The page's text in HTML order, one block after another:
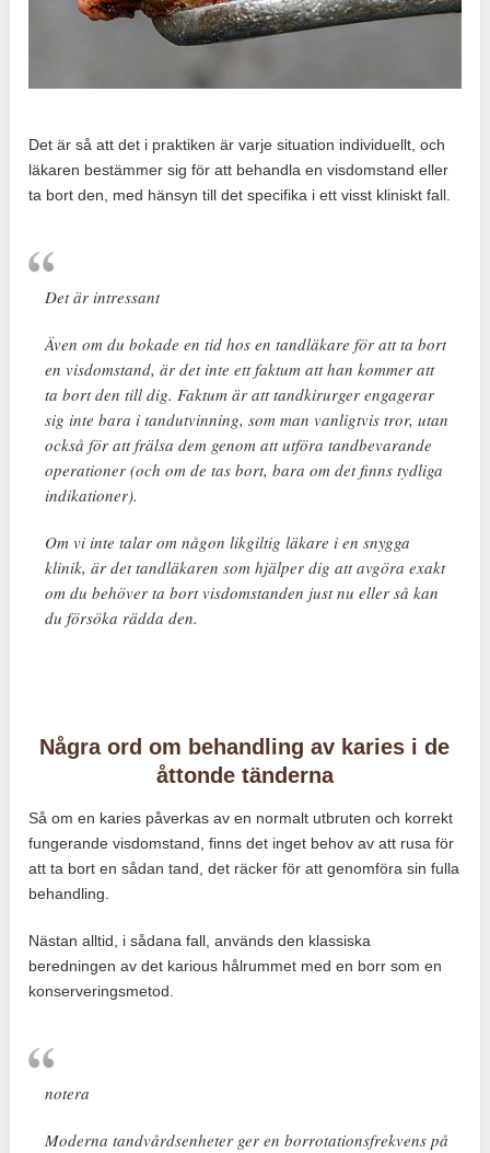
Det är så att det i praktiken är varje situation individuellt, och
läkaren bestämmer sig för att behandla en visdomstand eller
ta bort den, med hänsyn till det specifika i ett visst kliniskt fall.
Det är intressant
Även om du bokade en tid hos en tandläkare för att ta bort
en visdomstand, är det inte ett faktum att han kommer att
ta bort den till dig. Faktum är att tandkirurger engagerar
sig inte bara i tandutvinning, som man vanligtvis tror, ​​utan
också för att frälsa dem genom att utföra tandbevarande
operationer (och om de tas bort, bara om det finns tydliga
indikationer).
Om vi ​​inte talar om någon likgiltig läkare i en snygga
klinik, är det tandläkaren som hjälper dig att avgöra exakt
om du behöver ta bort visdomstanden just nu eller så kan
du försöka rädda den.
Några ord om behandling av karies i de
åttonde tänderna
Så om en karies påverkas av en normalt utbruten och korrekt
fungerande visdomstand, finns det inget behov av att rusa för
att ta bort en sådan tand, det räcker för att genomföra sin fulla
behandling.
Nästan alltid, i sådana fall, används den klassiska
beredningen av det karious hålrummet med en borr som en
konserveringsmetod.
notera
Moderna tandvårdsenheter ger en borrotationsfrekvens på